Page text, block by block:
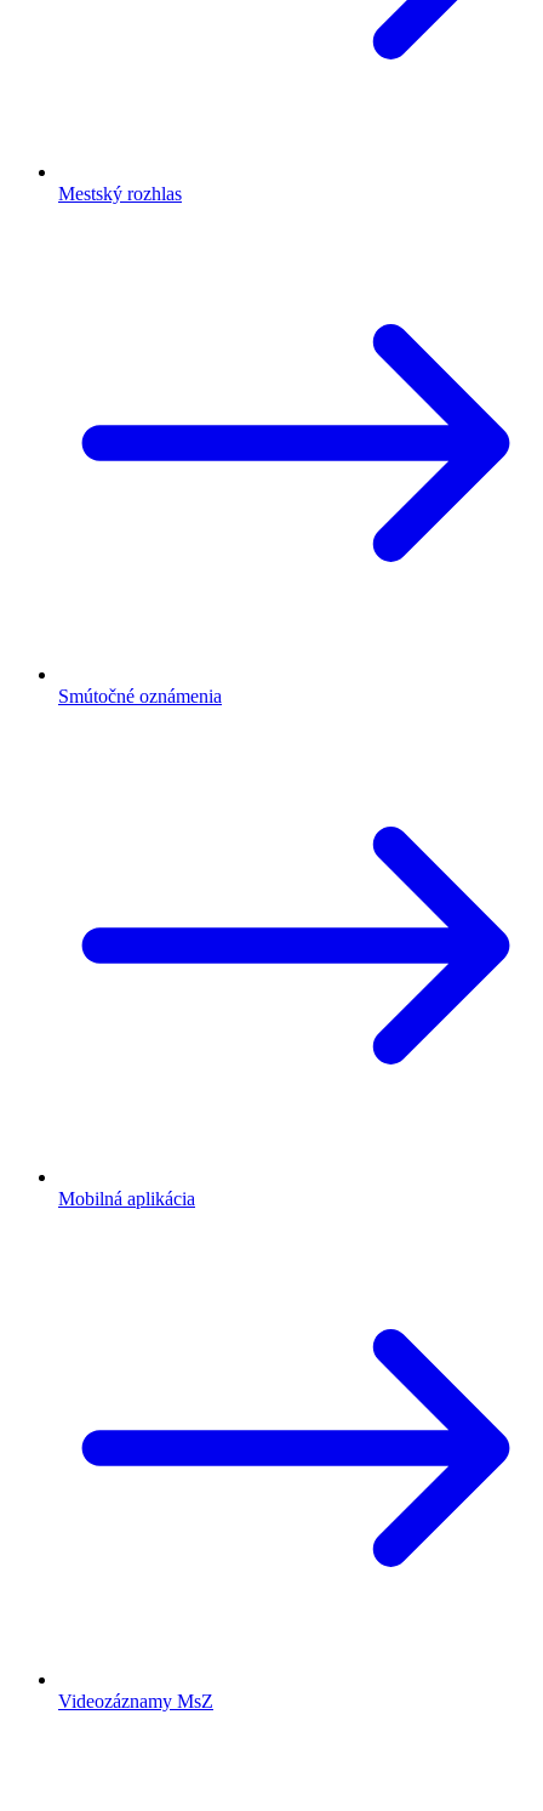
Mestský rozhlas
Smútočné oznámenia
Mobilná aplikácia
Videozáznamy MsZ